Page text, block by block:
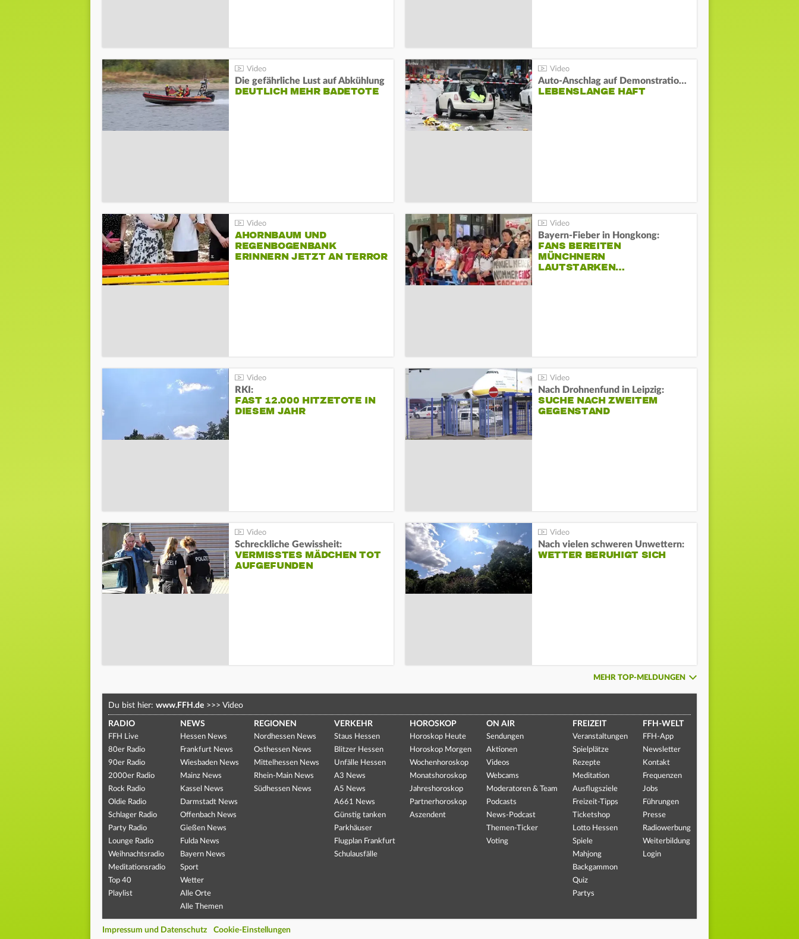
Die gefährliche Lust auf Abkühlung
DEUTLICH MEHR BADETOTE
Auto-Anschlag auf Demonstration in München:
LEBENSLANGE HAFT
AHORNBAUM UND
REGENBOGENBANK
ERINNERN JETZT AN TERROR
Bayern-Fieber in Hongkong:
FANS BEREITEN
MÜNCHNERN
LAUTSTARKEN…
RKI:
FAST 12.000 HITZETOTE IN
DIESEM JAHR
Nach Drohnenfund in Leipzig:
SUCHE NACH ZWEITEM
GEGENSTAND
Schreckliche Gewissheit:
VERMISSTES MÄDCHEN TOT
AUFGEFUNDEN
Nach vielen schweren Unwettern:
WETTER BERUHIGT SICH
MEHR TOP-MELDUNGEN
Du bist hier: www.FFH.de >>> Video
RADIO
FFH Live
80er Radio
90er Radio
2000er Radio
Rock Radio
Oldie Radio
Schlager Radio
Party Radio
Lounge Radio
Weihnachtsradio
Meditationsradio
Top 40
Playlist
NEWS
Hessen News
Frankfurt News
Wiesbaden News
Mainz News
Kassel News
Darmstadt News
Offenbach News
Gießen News
Fulda News
Bayern News
Sport
Wetter
Alle Orte
Alle Themen
REGIONEN
Nordhessen News
Osthessen News
Mittelhessen News
Rhein-Main News
Südhessen News
VERKEHR
Staus Hessen
Blitzer Hessen
Unfälle Hessen
A3 News
A5 News
A661 News
Günstig tanken
Parkhäuser
Flugplan Frankfurt
Schulausfälle
HOROSKOP
Horoskop Heute
Horoskop Morgen
Wochenhoroskop
Monatshoroskop
Jahreshoroskop
Partnerhoroskop
Aszendent
ON AIR
Sendungen
Aktionen
Videos
Webcams
Moderatoren & Team
Podcasts
News-Podcast
Themen-Ticker
Voting
FREIZEIT
Veranstaltungen
Spielplätze
Rezepte
Meditation
Ausflugsziele
Freizeit-Tipps
Ticketshop
Lotto Hessen
Spiele
Mahjong
Backgammon
Quiz
Partys
FFH-WELT
FFH-App
Newsletter
Kontakt
Frequenzen
Jobs
Führungen
Presse
Radiowerbung
Weiterbildung
Login
Impressum und Datenschutz Cookie-Einstellungen